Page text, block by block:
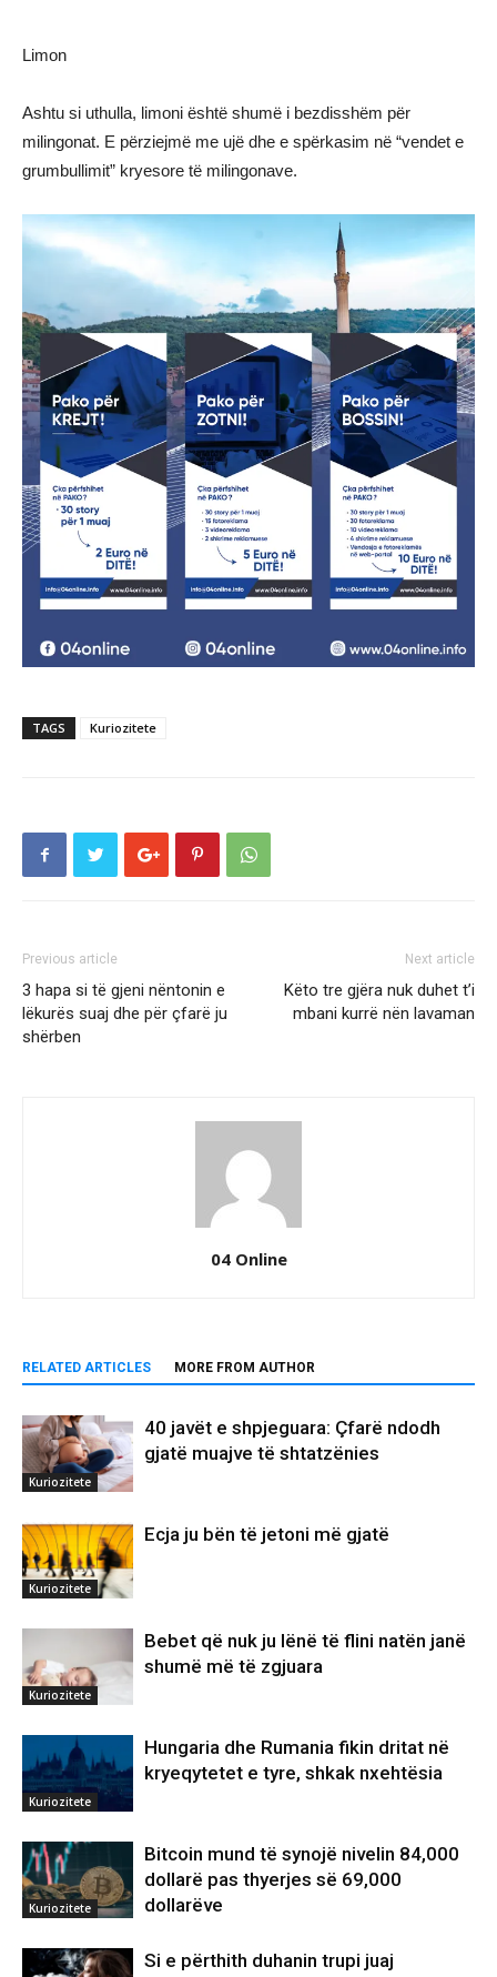
Limon
Ashtu si uthulla, limoni është shumë i bezdisshëm për
milingonat. E përziejmë me ujë dhe e spërkasim në “vendet e
grumbullimit” kryesore të milingonave.
TAGS Kuriozitete
Previous article
3 hapa si të gjeni nëntonin e
lëkurës suaj dhe për çfarë ju
shërben
Next article
Këto tre gjëra nuk duhet t’i
mbani kurrë nën lavaman
04 Online
RELATED ARTICLES MORE FROM AUTHOR
Kuriozitete
40 javët e shpjeguara: Çfarë ndodh
gjatë muajve të shtatzënies
Kuriozitete
Ecja ju bën të jetoni më gjatë
Kuriozitete
Bebet që nuk ju lënë të flini natën janë
shumë më të zgjuara
Kuriozitete
Hungaria dhe Rumania fikin dritat në
kryeqytetet e tyre, shkak nxehtësia
Kuriozitete
Bitcoin mund të synojë nivelin 84,000
dollarë pas thyerjes së 69,000
dollarëve
Si e përthith duhanin trupi juaj